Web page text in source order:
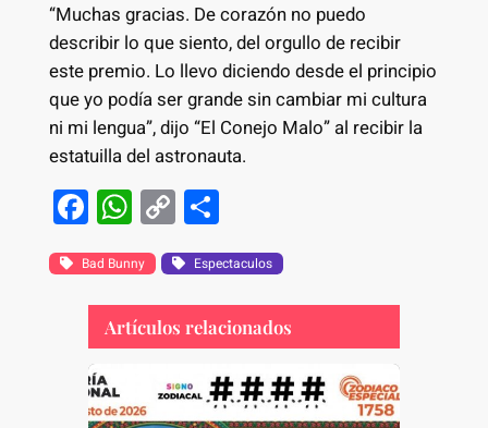
“Muchas gracias. De corazón no puedo
describir lo que siento, del orgullo de recibir
este premio. Lo llevo diciendo desde el principio
que yo podía ser grande sin cambiar mi cultura
ni mi lengua”, dijo “El Conejo Malo” al recibir la
estatuilla del astronauta.
F
a
c
e
b
o
o
W
h
at
s
A
p
C
o
p
y
Li
n
k
S
h
ar
e
Bad Bunny Espectaculos
Artículos relacionados